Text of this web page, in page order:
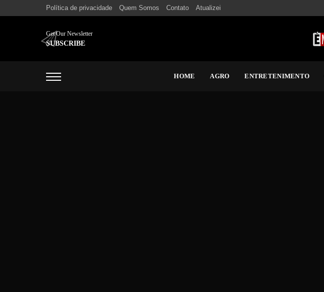
Política de privacidade Quem Somos Contato Atualizei
Get Our Newsletter
SUBSCRIBE
HOME AGRO ENTRETENIMENTO